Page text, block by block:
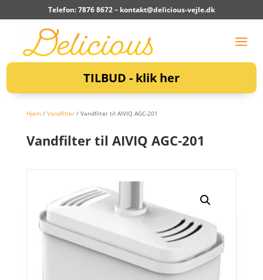
Telefon: 7876 8672 – kontakt@delicious-vejle.dk
TILBUD - klik her
Hjem/ Vandfilter/ Vandfilter til AIVIQ AGC-201
Vandfilter til AIVIQ AGC-201